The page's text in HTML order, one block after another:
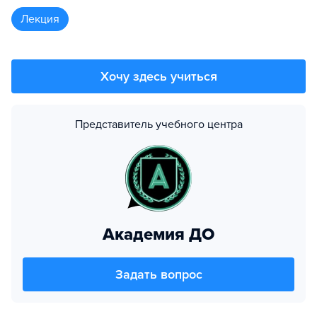
лекция
Хочу здесь учиться
Представитель учебного центра
Академия ДО
Задать вопрос